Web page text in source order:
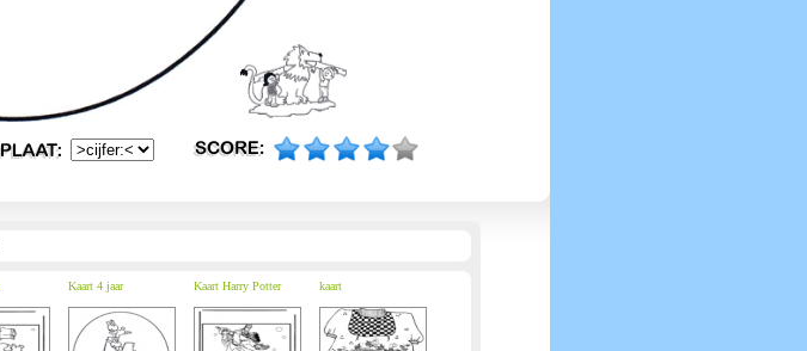
Kaart 4 jaar Kaart Harry Potter kaart